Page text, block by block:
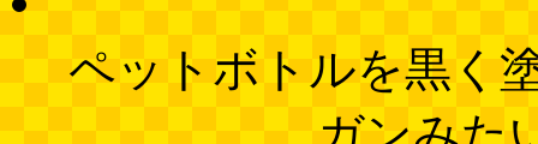
ペットボトルを黒く